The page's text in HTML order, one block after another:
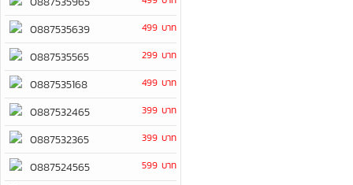
0887535639 499 บาท
0887535565 299 บาท
0887535168 499 บาท
0887532465 399 บาท
0887532365 399 บาท
0887524565 599 บาท